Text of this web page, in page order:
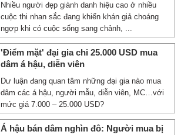
Nhiều người đẹp giành danh hiệu cao ở nhiều
cuộc thi nhan sắc đang khiến khán giả choáng
ngợp khi có cuộc sống sang chảnh, ...
'Điểm mặt' đại gia chi 25.000 USD mua
dâm á hậu, diễn viên
Dư luận đang quan tâm những đại gia nào mua
dâm các á hậu, người mẫu, diễn viên, MC…với
mức giá 7.000 – 25.000 USD?
Á hậu bán dâm nghìn đô: Người mua bị